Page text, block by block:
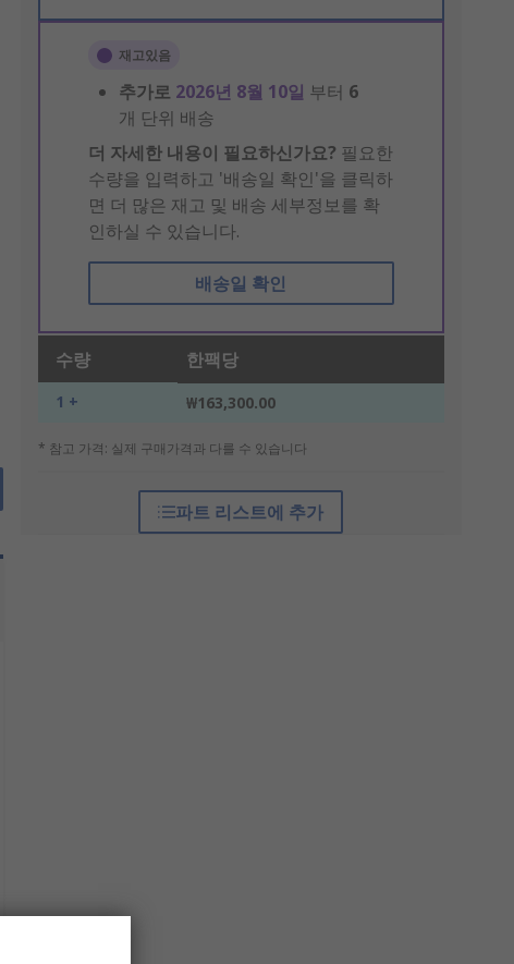
재고있음
추가로 2026년 8월 10일 부터 6
개 단위 배송
더 자세한 내용이 필요하신가요? 필요한
수량을 입력하고 '배송일 확인'을 클릭하
면 더 많은 재고 및 배송 세부정보를 확
인하실 수 있습니다.
배송일 확인
수량 한팩당
1 + ₩163,300.00
* 참고 가격: 실제 구매가격과 다를 수 있습니다
파트 리스트에 추가